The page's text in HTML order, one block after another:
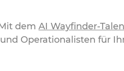
dem AI Wayfinder-
Operationalisten für